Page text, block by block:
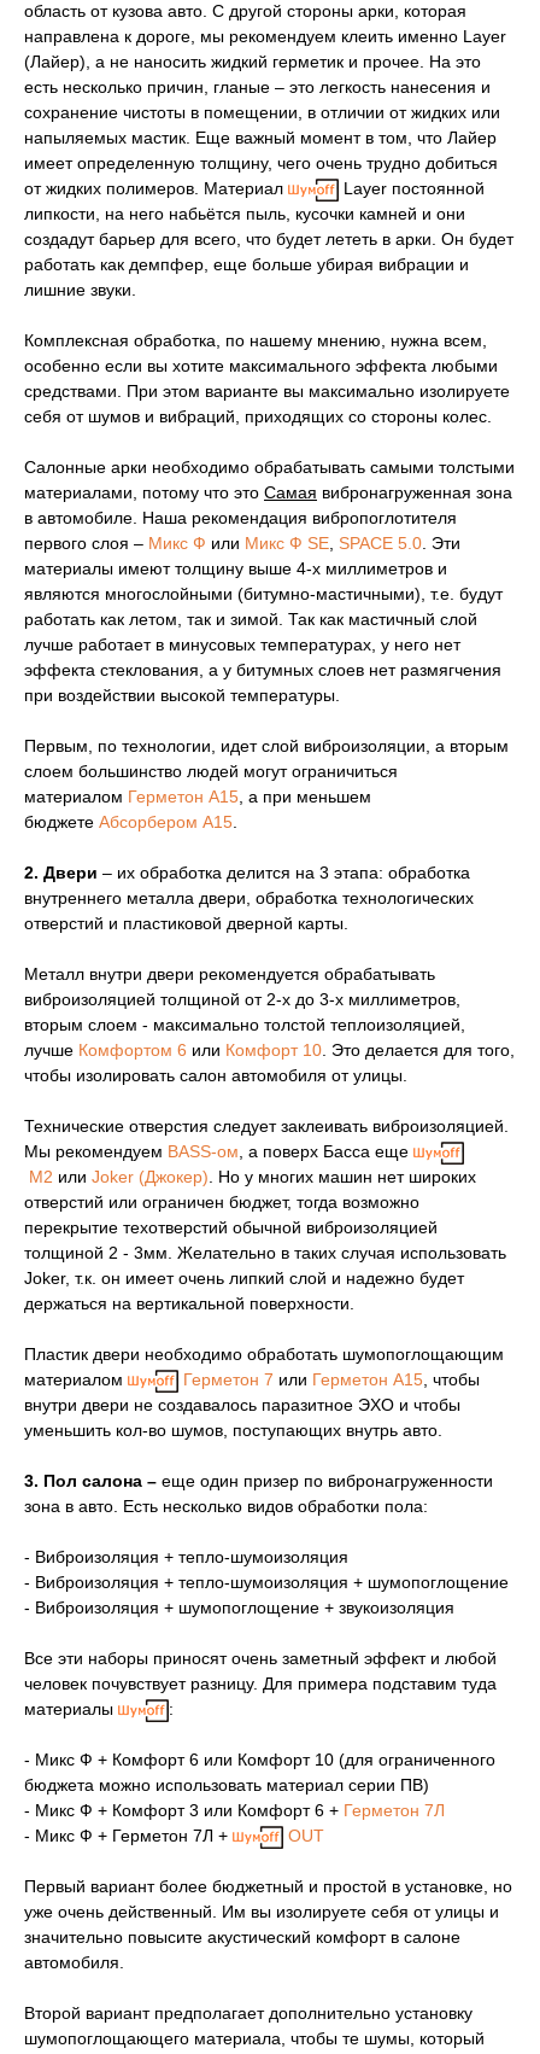
область от кузова авто. С другой стороны арки, которая
направлена к дороге, мы рекомендуем клеить именно Layer
(Лайер), а не наносить жидкий герметик и прочее. На это
есть несколько причин, гланые – это легкость нанесения и
сохранение чистоты в помещении, в отличии от жидких или
напыляемых мастик. Еще важный момент в том, что Лайер
имеет определенную толщину, чего очень трудно добиться
от жидких полимеров. Материал
Layer постоянной
липкости, на него набьётся пыль, кусочки камней и они
создадут барьер для всего, что будет лететь в арки. Он будет
работать как демпфер, еще больше убирая вибрации и
лишние звуки.
Комплексная обработка, по нашему мнению, нужна всем,
особенно если вы хотите максимального эффекта любыми
средствами. При этом варианте вы максимально изолируете
себя от шумов и вибраций, приходящих со стороны колес.
Салонные арки необходимо обрабатывать самыми толстыми
материалами, потому что это Самая вибронагруженная зона
в автомобиле. Наша рекомендация вибропоглотителя
первого слоя – Микс Ф или Микс Ф SE SPACE 5.0 . Эти
материалы имеют толщину выше 4-х миллиметров и
являются многослойными (битумно-мастичными), т.е. будут
работать как летом, так и зимой. Так как мастичный слой
лучше работает в минусовых температурах, у него нет
эффекта стеклования, а у битумных слоев нет размягчения
при воздействии высокой температуры.
Первым, по технологии, идет слой виброизоляции, а вторым
слоем большинство людей могут ограничиться
материалом Герметон А15 , а при меньшем
бюджете Абсорбером А15
2. Двери – их обработка делится на 3 этапа: обработка
внутреннего металла двери, обработка технологических
отверстий и пластиковой дверной карты.
Металл внутри двери рекомендуется обрабатывать
виброизоляцией толщиной от 2-х до 3-х миллиметров,
вторым слоем - максимально толстой теплоизоляцией,
лучше Комфортом 6 или Комфорт 10 . Это делается для того,
чтобы изолировать салон автомобиля от улицы.
Технические отверстия следует заклеивать виброизоляцией.
Мы рекомендуем BASS-ом , а поверх Басса еще
М2 или Joker (Джокер) . Но у многих машин нет широких
отверстий или ограничен бюджет, тогда возможно
перекрытие техотверстий обычной виброизоляцией
толщиной 2 - 3мм. Желательно в таких случая использовать
Joker, т.к. он имеет очень липкий слой и надежно будет
держаться на вертикальной поверхности.
Пластик двери необходимо обработать шумопоглощающим
материалом
Герметон 7 или Герметон А15 , чтобы
внутри двери не создавалось паразитное ЭХО и чтобы
уменьшить кол-во шумов, поступающих внутрь авто.
3. Пол салона – еще один призер по вибронагруженности
зона в авто. Есть несколько видов обработки пола:
- Виброизоляция + тепло-шумоизоляция
- Виброизоляция + тепло-шумоизоляция + шумопоглощение
- Виброизоляция + шумопоглощение + звукоизоляция
Все эти наборы приносят очень заметный эффект и любой
человек почувствует разницу. Для примера подставим туда
материалы
:
- Микс Ф + Комфорт 6 или Комфорт 10 (для ограниченного
бюджета можно использовать материал серии ПВ)
- Микс Ф + Комфорт 3 или Комфорт 6 + Герметон 7Л
- Микс Ф + Герметон 7Л +
OUT
Первый вариант более бюджетный и простой в установке, но
уже очень действенный. Им вы изолируете себя от улицы и
значительно повысите акустический комфорт в салоне
автомобиля.
Второй вариант предполагает дополнительно установку
шумопоглощающего материала, чтобы те шумы, который